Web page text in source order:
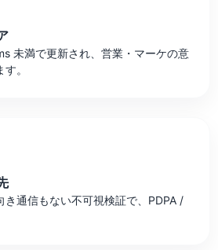
未満で更新され、営業・マーケの意
。
き通信もない不可視検証で、PDPA /